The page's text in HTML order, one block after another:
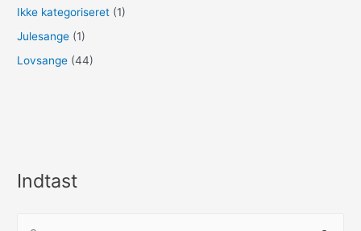
Ikke kategoriseret (1)
Julesange (1)
Lovsange (44)
Indtast